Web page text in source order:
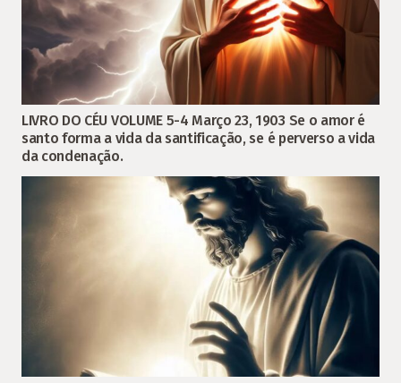
LIVRO DO CÉU VOLUME 5-4 Março 23, 1903 Se o amor é
santo forma a vida da santificação, se é perverso a vida
da condenação.